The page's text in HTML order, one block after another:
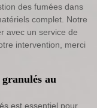
des fumées dans
complet. Notre
avec un service de
intervention, merci
au
est essentiel pour